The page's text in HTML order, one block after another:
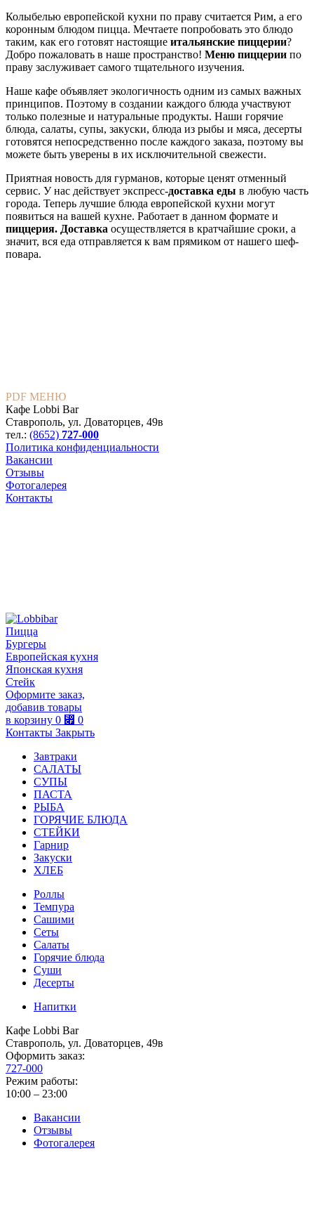
Колыбелью европейской кухни по праву считается Рим, а его
коронным блюдом пицца. Мечтаете попробовать это блюдо
таким, как его готовят настоящие итальянские пиццерии?
Добро пожаловать в наше пространство! Меню пиццерии по
праву заслуживает самого тщательного изучения.
Наше кафе объявляет экологичность одним из самых важных
принципов. Поэтому в создании каждого блюда участвуют
только полезные и натуральные продукты. Наши горячие
блюда, салаты, супы, закуски, блюда из рыбы и мяса, десерты
готовятся непосредственно после каждого заказа, поэтому вы
можете быть уверены в их исключительной свежести.
Приятная новость для гурманов, которые ценят отменный
сервис. У нас действует экспресс-доставка еды в любую часть
города. Теперь лучшие блюда европейской кухни могут
появиться на вашей кухне. Работает в данном формате и
пиццерия. Доставка осуществляется в кратчайшие сроки, а
значит, вся еда отправляется к вам прямиком от нашего шеф-
повара.
PDF МЕНЮ
Кафе Lobbi Bar
Ставрополь, ул. Доваторцев, 49в
тел.: (8652) 727-000
Политика конфиденциальности
Вакансии
Отзывы
Фотогалерея
Контакты
Пицца
Бургеры
Европейская кухня
Японская кухня
Стейк
Оформите заказ,
добавив товары
в корзину 0 ⃏ 0
Контакты Закрыть
Завтраки
САЛАТЫ
СУПЫ
ПАСТА
РЫБА
ГОРЯЧИЕ БЛЮДА
СТЕЙКИ
Гарнир
Закуски
ХЛЕБ
Роллы
Темпура
Сашими
Сеты
Салаты
Горячие блюда
Суши
Десерты
Напитки
Кафе Lobbi Bar
Ставрополь, ул. Доваторцев, 49в
Оформить заказ:
727-000
Режим работы:
10:00 – 23:00
Вакансии
Отзывы
Фотогалерея